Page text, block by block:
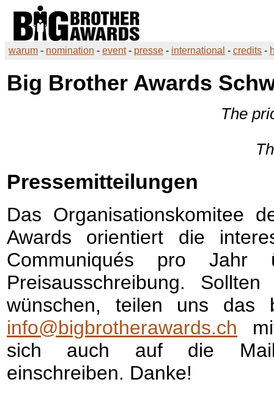
warum - nomination - event- presse - international - credits -
Big Brother Awards
The
Pressemitteilungen
Das Organisationskomitee
Awards orientiert die
Communiqués pro
Preisausschreibung.
wünschen, teilen uns
info@bigbrotherawards.ch
sich auch auf die
einschreiben. Danke!